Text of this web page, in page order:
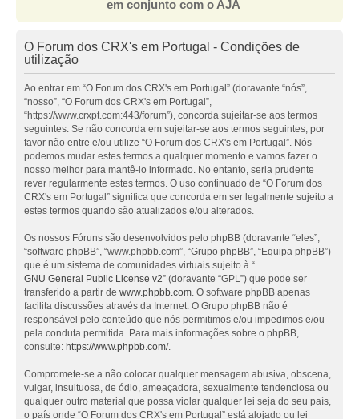
em conjunto com o AJA
O Forum dos CRX's em Portugal - Condições de
utilização
Ao entrar em “O Forum dos CRX's em Portugal” (doravante “nós”,
“nosso”, “O Forum dos CRX's em Portugal”,
“https://www.crxpt.com:443/forum”), concorda sujeitar-se aos termos
seguintes. Se não concorda em sujeitar-se aos termos seguintes, por
favor não entre e/ou utilize “O Forum dos CRX's em Portugal”. Nós
podemos mudar estes termos a qualquer momento e vamos fazer o
nosso melhor para mantê-lo informado. No entanto, seria prudente
rever regularmente estes termos. O uso continuado de “O Forum dos
CRX's em Portugal” significa que concorda em ser legalmente sujeito a
estes termos quando são atualizados e/ou alterados.
Os nossos Fóruns são desenvolvidos pelo phpBB (doravante “eles”,
“software phpBB”, “www.phpbb.com”, “Grupo phpBB”, “Equipa phpBB”)
que é um sistema de comunidades virtuais sujeito à “
GNU General Public License v2” (doravante “GPL”) que pode ser
transferido a partir de www.phpbb.com. O software phpBB apenas
facilita discussões através da Internet. O Grupo phpBB não é
responsável pelo conteúdo que nós permitimos e/ou impedimos e/ou
pela conduta permitida. Para mais informações sobre o phpBB,
consulte: https://www.phpbb.com/.
Compromete-se a não colocar qualquer mensagem abusiva, obscena,
vulgar, insultuosa, de ódio, ameaçadora, sexualmente tendenciosa ou
qualquer outro material que possa violar qualquer lei seja do seu país,
o país onde “O Forum dos CRX's em Portugal” está alojado ou lei